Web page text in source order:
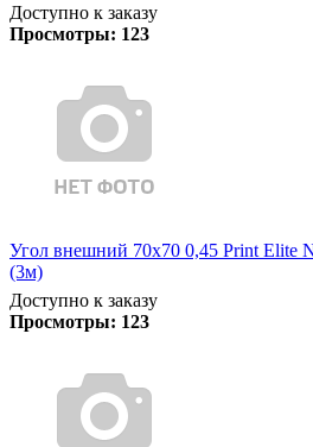
Доступно к заказу
Просмотры: 123
Угол внешний 70х70 0,45 Print Elite
(3м)
Доступно к заказу
Просмотры: 123